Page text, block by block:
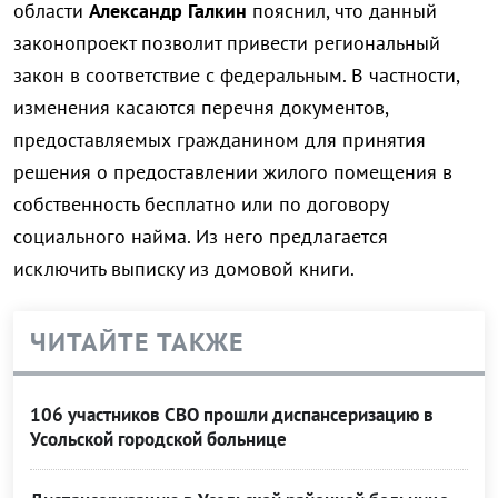
области Александр Галкин пояснил, что данный
законопроект позволит привести региональный
закон в соответствие с федеральным. В частности,
изменения касаются перечня документов,
предоставляемых гражданином для принятия
решения о предоставлении жилого помещения в
собственность бесплатно или по договору
социального найма. Из него предлагается
исключить выписку из домовой книги.
ЧИТАЙТЕ ТАКЖЕ
106 участников СВО прошли диспансеризацию в
Усольской городской больнице